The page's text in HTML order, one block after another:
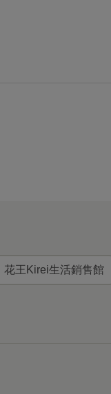
花王Kirei生活銷售館